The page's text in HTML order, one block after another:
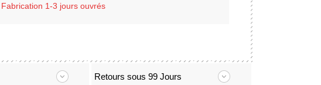
Fabrication 1-3 jours ouvrés
Retours sous 99 Jours